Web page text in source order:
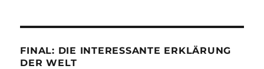
FINAL: DIE INTERESSANTE ERKLÄRUNG
DER WELT